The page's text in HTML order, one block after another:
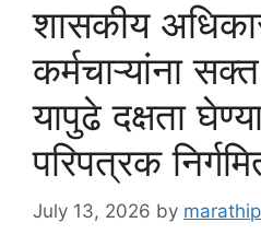
शासकीय
कर्मचाऱ्यांना
यापुढे दक्षता
परिपत्रक
July 13, 2026 by